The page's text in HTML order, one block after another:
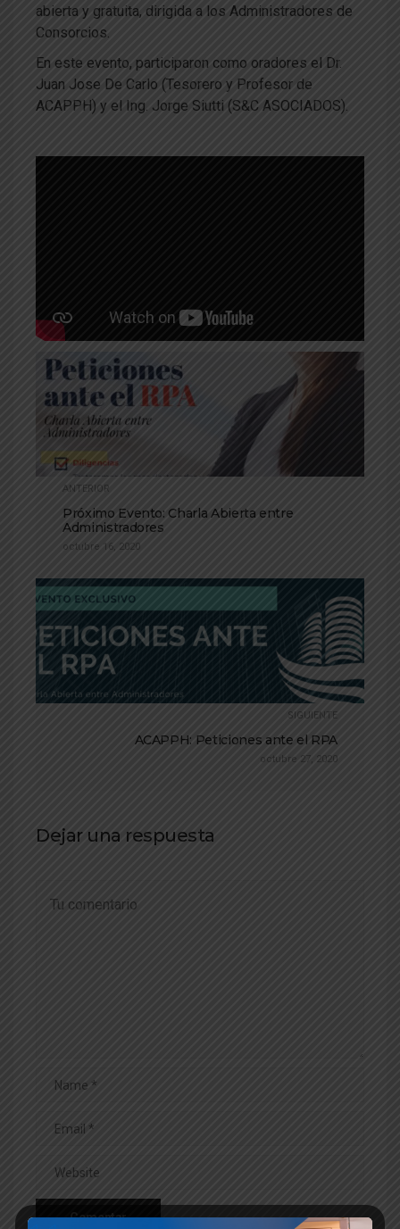
abierta y gratuita, dirigida a los Administradores de
Consorcios.
En este evento, participaron como oradores el Dr.
Juan Jose De Carlo (Tesorero y Profesor de
ACAPPH) y el Ing. Jorge Siutti (S&C ASOCIADOS).
ANTERIOR
Próximo Evento: Charla Abierta entre
Administradores
octubre 16, 2020
SIGUIENTE
ACAPPH: Peticiones ante el RPA
octubre 27, 2020
Dejar una respuesta